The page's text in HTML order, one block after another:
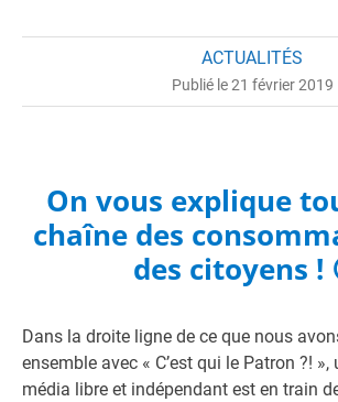
ACTUALITÉS
Publié le 21 février 2019
On vous explique
chaîne des
des citoyens !
Dans la droite ligne de ce que nous
ensemble avec « C’est qui le Patron ?! »,
média libre et indépendant est en train